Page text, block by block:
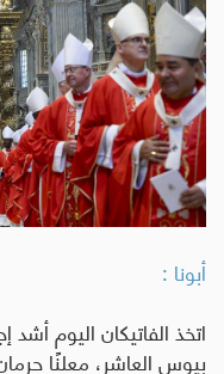
أبونا :
اتخذ الفاتيكان اليوم
بيوس العاشر، معلنًا